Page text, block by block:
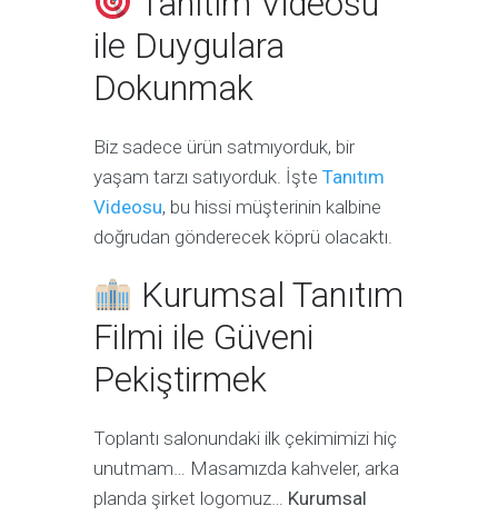
ile Duygulara
Dokunmak
Biz sadece ürün satmıyorduk, bir
yaşam tarzı satıyorduk. İşte Tanıtım
Videosu, bu hissi müşterinin kalbine
doğrudan gönderecek köprü olacaktı.
Kurumsal Tanıtım
Filmi ile Güveni
Pekiştirmek
Toplantı salonundaki ilk çekimimizi hiç
unutmam… Masamızda kahveler, arka
planda şirket logomuz… Kurumsal